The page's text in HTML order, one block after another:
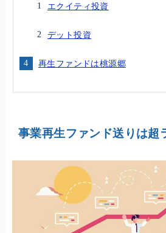
エクイティ投資
デット投資
再生ファンドは桃源郷
事業再生ファンド送りは超